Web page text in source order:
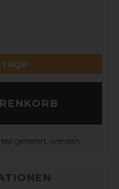
geliefert werden.